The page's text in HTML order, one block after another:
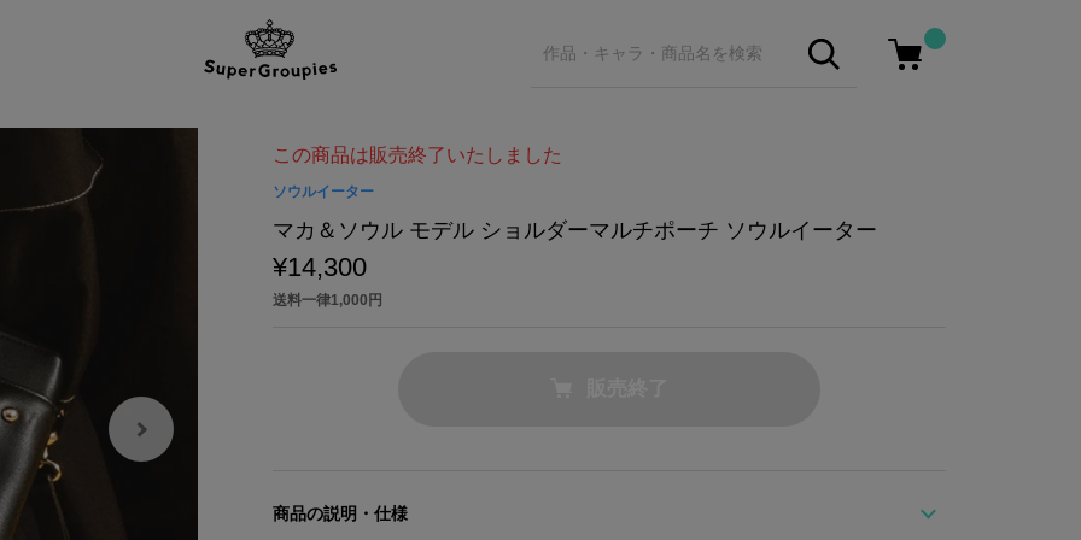
この商品は販売終了いたしました
ソウルイーター
マカ＆ソウル モデル ショルダーマルチポーチ ソウルイーター
¥14,300
送料一律1,000円
商品の説明・仕様